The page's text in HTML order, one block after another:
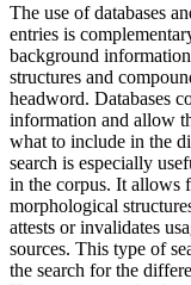
The use of databases
entries is
background
structures and
headword. Databases
information and allow
what to include in the
search is especially
in the corpus. It allows
morphological
attests or invalidates
sources. This type of
the search for the